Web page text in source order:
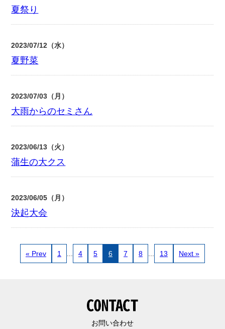
夏祭り
2023/07/12（水）
夏野菜
2023/07/03（月）
大雨からのセミさん
2023/06/13（火）
蒲生の大クス
2023/06/05（月）
決起大会
« Prev 1 4 5 6 7 8 13 Next »
お問い合わせ